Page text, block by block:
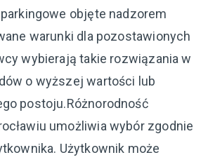
objęte nadzorem
warunki dla pozostawionych
wybierają takie rozwiązania w
o wyższej wartości lub
postoju.Różnorodność
umożliwia wybór zgodnie
Użytkownik może